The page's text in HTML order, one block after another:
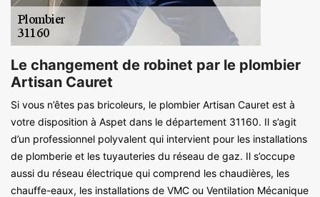
Le changement de robinet par le plombier
Artisan Cauret
Si vous n’êtes pas bricoleurs, le plombier Artisan Cauret est à
votre disposition à Aspet dans le département 31160. Il s’agit
d’un professionnel polyvalent qui intervient pour les installations
de plomberie et les tuyauteries du réseau de gaz. Il s’occupe
aussi du réseau électrique qui comprend les chaudières, les
chauffe-eaux, les installations de VMC ou Ventilation Mécanique